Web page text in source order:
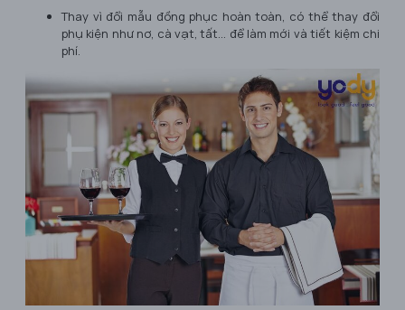
Thay vì đổi mẫu đồng phục hoàn toàn, có thể thay đổi
phụ kiện như nơ, cà vạt, tất... để làm mới và tiết kiệm chi
phí.